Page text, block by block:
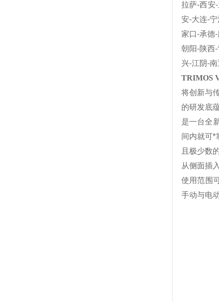
拉萨-西安
安-大连-
家口-承德
朝阳-陕西
兴-江阴-
TRIMOS
将创新与
的研发底
是一台全
间内就可*
且极少数
从侧面插
使用范围
手动与电